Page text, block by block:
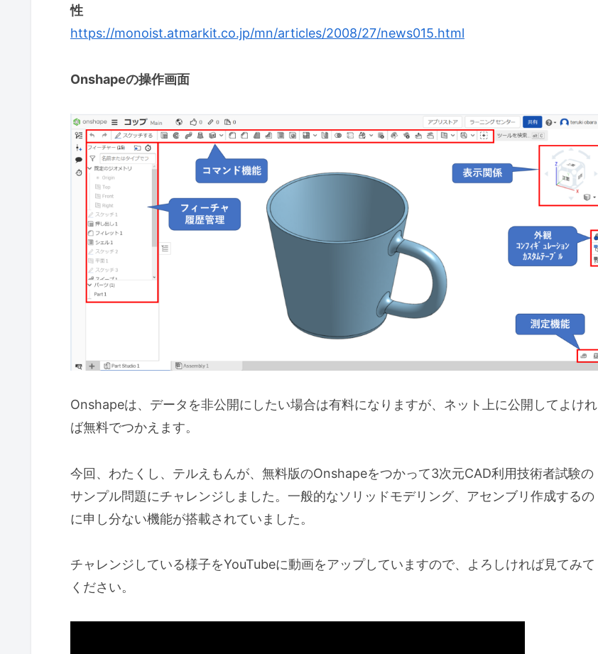
性
https://monoist.atmarkit.co.jp/mn/articles/2008/27/news015.html
Onshapeの操作画面
Onshapeは、データを非公開にしたい場合は有料になりますが、ネット上に公開してよけれ
ば無料でつかえます。
今回、わたくし、テルえもんが、無料版のOnshapeをつかって3次元CAD利用技術者試験の
サンプル問題にチャレンジしました。一般的なソリッドモデリング、アセンブリ作成するの
に申し分ない機能が搭載されていました。
チャレンジしている様子をYouTubeに動画をアップしていますので、よろしければ見てみて
ください。